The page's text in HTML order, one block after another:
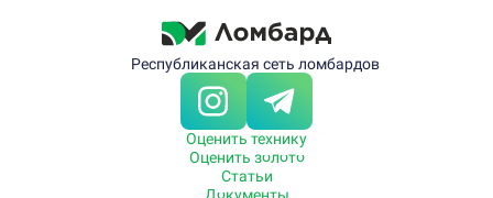
Республиканская сеть ломбардов
Оценить технику
Оценить золото
Статьи